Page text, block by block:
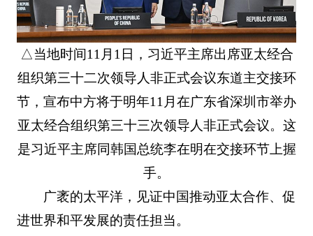
△当地时间11月1日，习近平主席出席亚太经合
组织第三十二次领导人非正式会议东道主交接环
节，宣布中方将于明年11月在广东省深圳市举办
亚太经合组织第三十三次领导人非正式会议。这
是习近平主席同韩国总统李在明在交接环节上握
手。
广袤的太平洋，见证中国推动亚太合作、促
进世界和平发展的责任担当。